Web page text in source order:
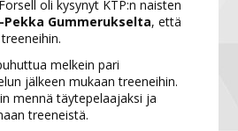
oli kysynyt KTP:n naisten
Pekka Gummerukselta, että
melkein pari
jälkeen mukaan treeneihin.
mennä täytepelaajaksi ja
treeneistä.